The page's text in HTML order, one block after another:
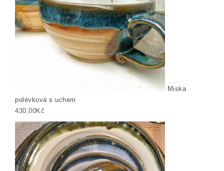
Miska
polévková s uchem
430,00Kč